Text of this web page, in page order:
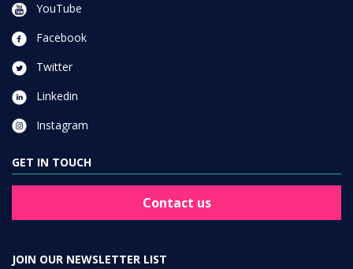
YouTube
Facebook
Twitter
Linkedin
Instagram
GET IN TOUCH
Contact us
JOIN OUR NEWSLETTER LIST